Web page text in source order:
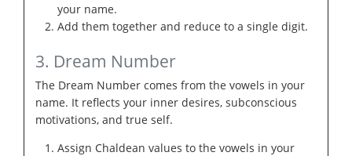
your name.
Add them together and reduce to a single digit.
3. Dream Number
The Dream Number comes from the vowels in your
name. It reflects your inner desires, subconscious
motivations, and true self.
Assign Chaldean values to the vowels in your